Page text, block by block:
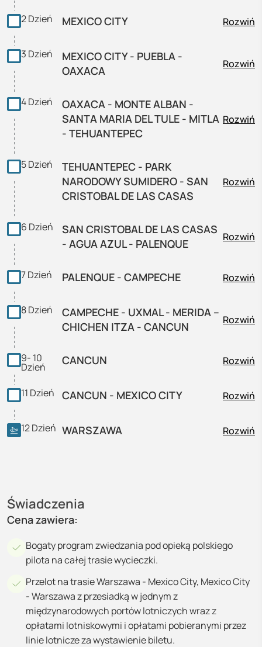
2Dzień MEXICO CITY Rozwiń
3 Dzień
MEXICO CITY - PUEBLA -
OAXACA
Rozwiń
4Dzień
OAXACA - MONTE ALBAN -
SANTA MARIA DEL TULE - MITLA
- TEHUANTEPEC
Rozwiń
5Dzień
TEHUANTEPEC - PARK
NARODOWY SUMIDERO - SAN
CRISTOBAL DE LAS CASAS
Rozwiń
6 Dzień
SAN CRISTOBAL DE LAS CASAS
- AGUA AZUL - PALENQUE
Rozwiń
7Dzień PALENQUE - CAMPECHE Rozwiń
8Dzień
CAMPECHE - UXMAL - MERIDA –
CHICHEN ITZA - CANCUN
Rozwiń
9- 10
Dzień CANCUN Rozwiń
11 Dzień CANCUN - MEXICO CITY Rozwiń
12Dzień WARSZAWA Rozwiń
Świadczenia
Cena zawiera:
Bogaty program zwiedzania pod opieką polskiego
pilota na całej trasie wycieczki.
Przelot na trasie Warszawa - Mexico City, Mexico City
- Warszawa z przesiadką w jednym z
międzynarodowych portów lotniczych wraz z
opłatami lotniskowymi i opłatami pobieranymi przez
linie lotnicze za wystawienie biletu.